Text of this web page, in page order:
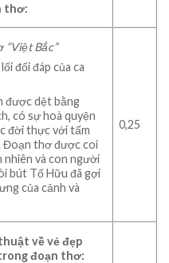
thơ:
“ViệtBắc”
đối đáp của ca
được dệt bằng
có sự hoà quyện
đời thực với tấm
Đoạn thơ được coi
nhiên và con người
bút Tố Hữu đã gợi
của cảnh và
0,25
thuật vềvẻ đẹp
đoạn thơ: